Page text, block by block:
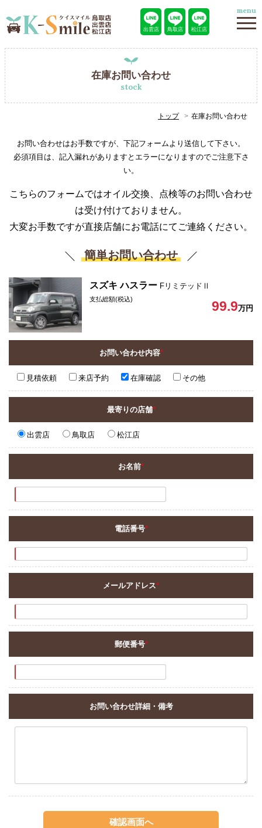
出雲店 鳥取店 松江店
menu
在庫お問い合わせ
stock
トップ 在庫お問い合わせ
お問い合わせはお手数ですが、下記フォームより送信して下さい。
必須項目は、記入漏れがありますとエラーになりますのでご注意下さ
い。
こちらのフォームではオイル交換、点検等のお問い合わせ
は受け付けておりません。
大変お手数ですが直接店舗にお電話にてご連絡ください。
簡単お問い合わせ
スズキ ハスラー FリミテッドⅡ
支払総額(税込) 99.9万円
お問い合わせ内容*
見積依頼 来店予約 在庫確認 その他
最寄りの店舗*
出雲店 鳥取店 松江店
お名前*
電話番号*
メールアドレス*
郵便番号*
お問い合わせ詳細・備考